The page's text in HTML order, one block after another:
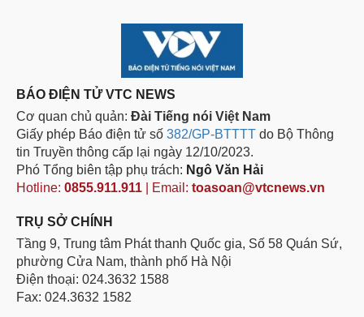
BÁO ĐIỆN TỬ VTC NEWS
Cơ quan chủ quản: Đài Tiếng nói Việt Nam
Giấy phép Báo điện tử số 382/GP-BTTTT do Bộ Thông
tin Truyền thông cấp lại ngày 12/10/2023.
Phó Tổng biên tập phụ trách: Ngô Văn Hải
Hotline: 0855.911.911 | Email: toasoan@vtcnews.vn
TRỤ SỞ CHÍNH
Tầng 9, Trung tâm Phát thanh Quốc gia, Số 58 Quán Sứ,
phường Cửa Nam, thành phố Hà Nội
Điện thoại: 024.3632 1588
Fax: 024.3632 1582